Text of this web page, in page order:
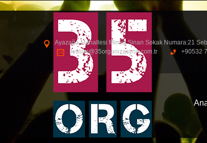
Ayazağa Mahallesi Mimar Sinan Sokak Numara:21
iletisim@35organizasyon.com.tr
+90532